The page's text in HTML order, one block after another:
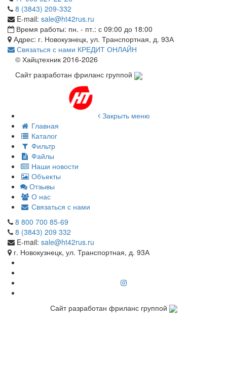
8 (3843) 209-332
E-mail: sale@ht42rus.ru
Время работы: пн. - пт.: с 09:00 до 18:00
Адрес: г. Новокузнецк, ул. Транспортная, д. 93А
Связаться с нами КРЕДИТ ОНЛАЙН
© Хайцтехник 2016-2026
Сайт разработан фриланс группой
Закрыть меню
Главная
Каталог
Фильтр
Файлы
Наши новости
Объекты
Отзывы
О нас
Связаться с нами
8 800 700 85-69
8 (3843) 209 332
E-mail: sale@ht42rus.ru
г. Новокузнецк, ул. Транспортная, д. 93А
Сайт разработан фриланс группой